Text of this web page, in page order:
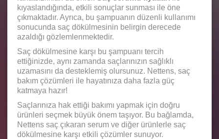
kıyaslandığında, etkili sonuçlar sunması ile öne
çıkmaktadır. Ayrıca, bu şampuanın düzenli kullanımı
sonucunda saç dökülmesinin belirgin derecede
azaldığı gözlemlenmektedir.
Saç dökülmesine karşı bu şampuanı tercih
ettiğinizde, aynı zamanda saçlarınızın sağlıklı
uzamasını da desteklemiş olursunuz. Nettens, saç
bakım çözümleri ile hayatınıza daha fazla güç
katmaya hazır!
Saçlarınıza hak ettiği bakımı yapmak için doğru
ürünleri seçmek büyük önem taşıyor. Bu bağlamda,
Nettens saç çıkaran serum ve diğer ürünlerle saç
dökülmesine karşı etkili çözümler sunuyor.